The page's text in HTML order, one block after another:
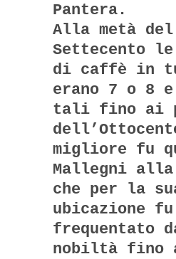
Pantera.
Alla metà del
Settecento
di caffè in
erano 7 o 8
tali fino ai
migliore fu
Mallegni alla
che per la
ubicazione
frequentato
nobiltà fino